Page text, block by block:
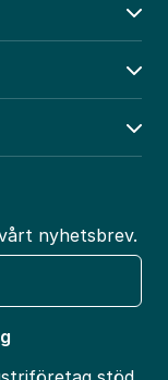
nyhetsbrev.